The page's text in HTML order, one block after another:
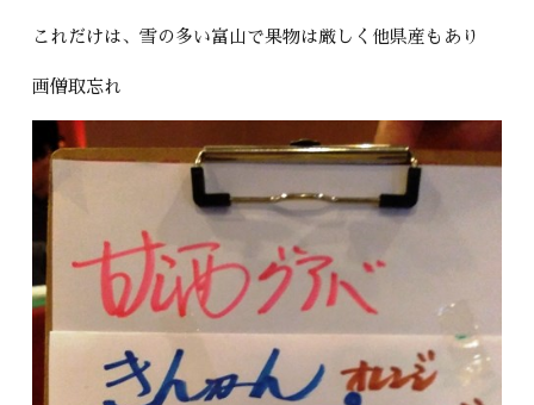
これだけは、雪の多い富山で果物は厳しく他県産もあり
画僧取忘れ